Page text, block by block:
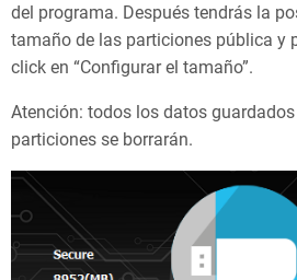
del programa. Después tendrás la
tamaño de las particiones pública y
click en “Configurar el tamaño”.
Atención: todos los datos
particiones se borrarán.